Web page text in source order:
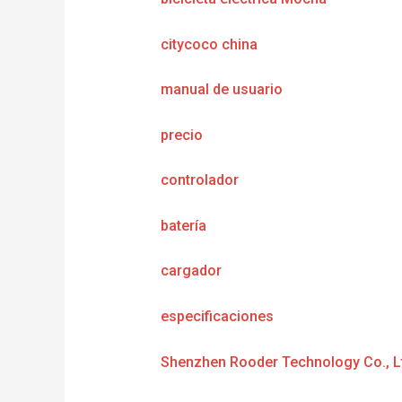
citycoco china
manual de usuario
precio
controlador
batería
cargador
especificaciones
Shenzhen Rooder Technology Co.,